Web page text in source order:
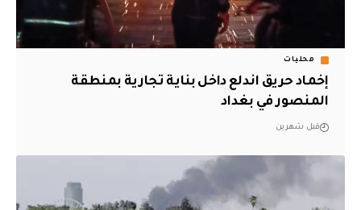
محليات
إخماد حريق اندلع داخل بناية تجارية بمنطقة
المنصور في بغداد
قبل شهرين